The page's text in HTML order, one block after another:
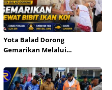
Yota Balad Dorong
Gemarikan Melalui